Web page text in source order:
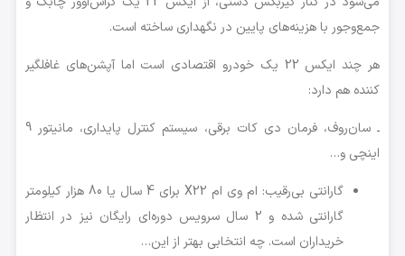
جمع‌و‌جور با هزینه‌های پایین در نگهداری ساخته است.
هر چند ایکس 22 یک خودرو اقتصادی است اما آپشن‌های غافلگیر
کننده هم دارد:
ـ سان‌روف، فرمان دی کات برقی، سیستم کنترل پایداری، مانیتور 9
اینچی و…
گارانتی بی‌رقیب: ام وی ام X22 برای 4 سال یا 80 هزار کیلومتر
گارانتی شده و 2 سال سرویس دوره‌ای رایگان نیز در انتظار
خریداران است. چه انتخابی بهتر از این…